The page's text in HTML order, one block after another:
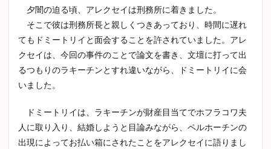
夕闇の迫る頃、アレクセイは刑務所に着きました。
そこで彼は刑務所長と親しくつきあっており、時間に遅れ
てもドミートリイと面会することを許されていました。アレ
クセイは、今回の事件のことで論文を書き、文壇に打って出
るつもりのラキーチンとすれ違いながら、ドミートリイに会
いました。
ドミートリイは、ラキーチンが財産目当てでホフラコワ夫
人に取り入り、結婚しようと目論みながら、ペルホーチンの
出現によってお払い箱にされたことをアレクセイに語りまし